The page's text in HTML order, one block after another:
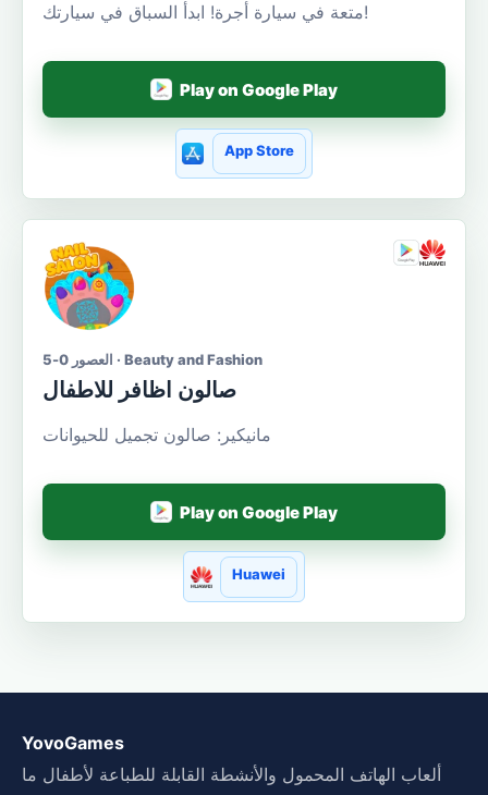
متعة في سيارة أجرة! ابدأ السباق في سيارتك!
Play on Google Play
App Store
العصور 0-5 · Beauty and Fashion
صالون اظافر للاطفال
مانيكير: صالون تجميل للحيوانات
Play on Google Play
Huawei
YovoGames
ألعاب الهاتف المحمول والأنشطة القابلة للطباعة لأطفال ما